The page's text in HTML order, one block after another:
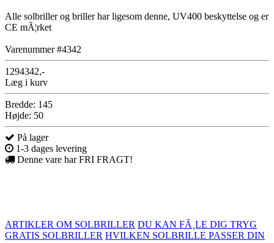
Alle solbriller og briller har ligesom denne, UV400 beskyttelse og er
CE mÃ¦rket
Varenummer #4342
1294342,-
Læg i kurv
Bredde: 145
Højde: 50
På lager
1-3 dages levering
Denne vare har FRI FRAGT!
ARTIKLER OM SOLBRILLER DU KAN FÃ¸LE DIG TRYG
GRATIS SOLBRILLER HVILKEN SOLBRILLE PASSER DIN